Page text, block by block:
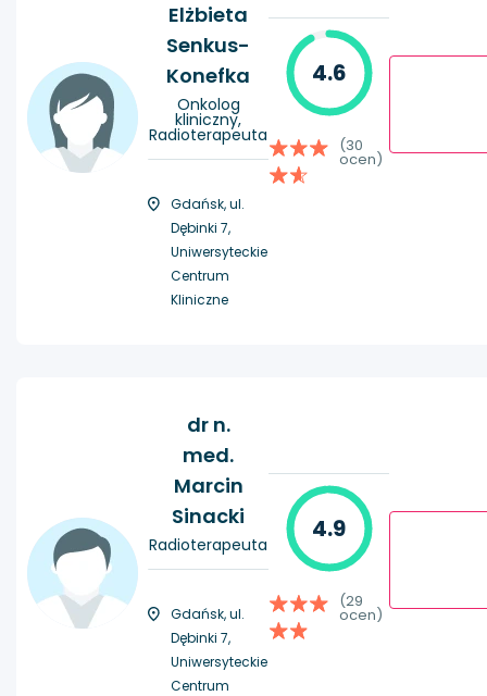
Elżbieta
Senkus-
Konefka
Onkolog
kliniczny,
Radioterapeuta
Gdańsk, ul.
Dębinki 7,
Uniwersyteckie
Centrum
Kliniczne
4.6
(30
ocen)
dr n.
med.
Marcin
Sinacki
Radioterapeuta
Gdańsk, ul.
Dębinki 7,
Uniwersyteckie
Centrum
4.9
(29
ocen)